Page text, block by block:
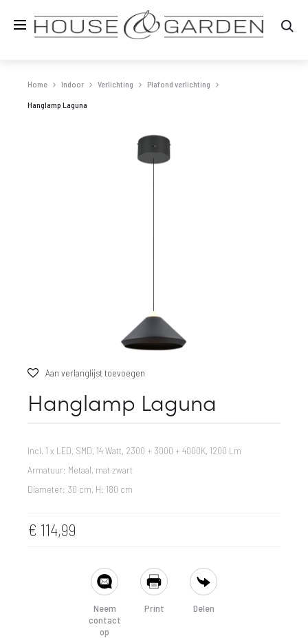
Home Indoor Verlichting Plafond verlichting
Hanglamp Laguna
Aan verlanglijst toevoegen
Hanglamp Laguna
Incl. 1 x LED, SMD, 14 Watt, 2300 + 3000 + 4000K, 1200 Lm
Armatuur: Metaal, mat zwart
Diameter: 30 cm, H: 180 cm
€ 114,99
Neem
contact
op
Print Delen